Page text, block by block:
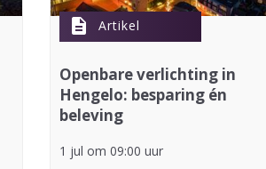
description Artikel
Openbare verlichting in
Hengelo: besparing én
beleving
1 jul om 09:00 uur